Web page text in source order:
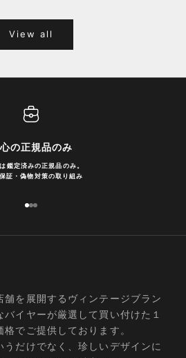
View all
の正規品のみ
鑑定済みの正規品のみ。
証・偽物対策の取り組み
I18n Error: Missing interpolation
I18n Error: Missing interpolation
I18n Error: Missing interpolation
を展開するヴィンテージブラン
バイヤーが厳選して買い付けた１
でご提供しております。
だけでなく、珍しいデザインに